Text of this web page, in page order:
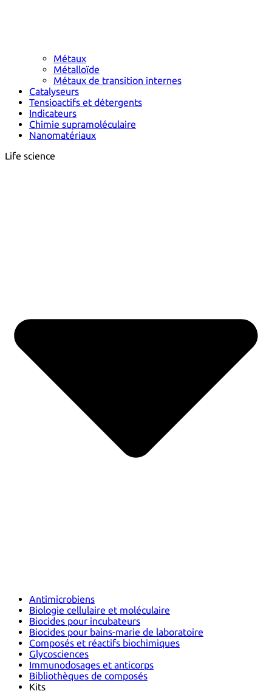
Métaux
Métalloïde
Métaux de transition internes
Catalyseurs
Tensioactifs et détergents
Indicateurs
Chimie supramoléculaire
Nanomatériaux
Life science
Antimicrobiens
Biologie cellulaire et moléculaire
Biocides pour incubateurs
Biocides pour bains-marie de laboratoire
Composés et réactifs biochimiques
Glycosciences
Immunodosages et anticorps
Bibliothèques de composés
Kits